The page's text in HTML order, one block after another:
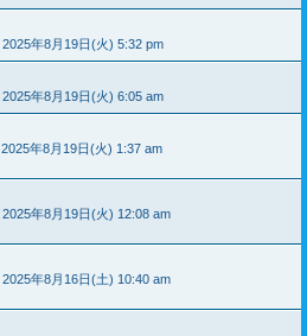
2025年8月19日(火) 5:32 pm
2025年8月19日(火) 6:05 am
2025年8月19日(火) 1:37 am
2025年8月19日(火) 12:08 am
2025年8月16日(土) 10:40 am